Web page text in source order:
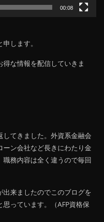
00:08
します。
な情報を配信していきま
てきました。外資系金融会
ン会社など長きにわたり金
務内容は全く違うので毎回
来ましたのでこのブログを
っています。（AFP資格保